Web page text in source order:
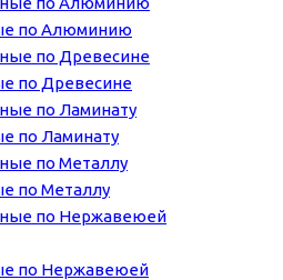
по Алюминию
по Древесине
по Ламинату
по Металлу
по Нержавеюей